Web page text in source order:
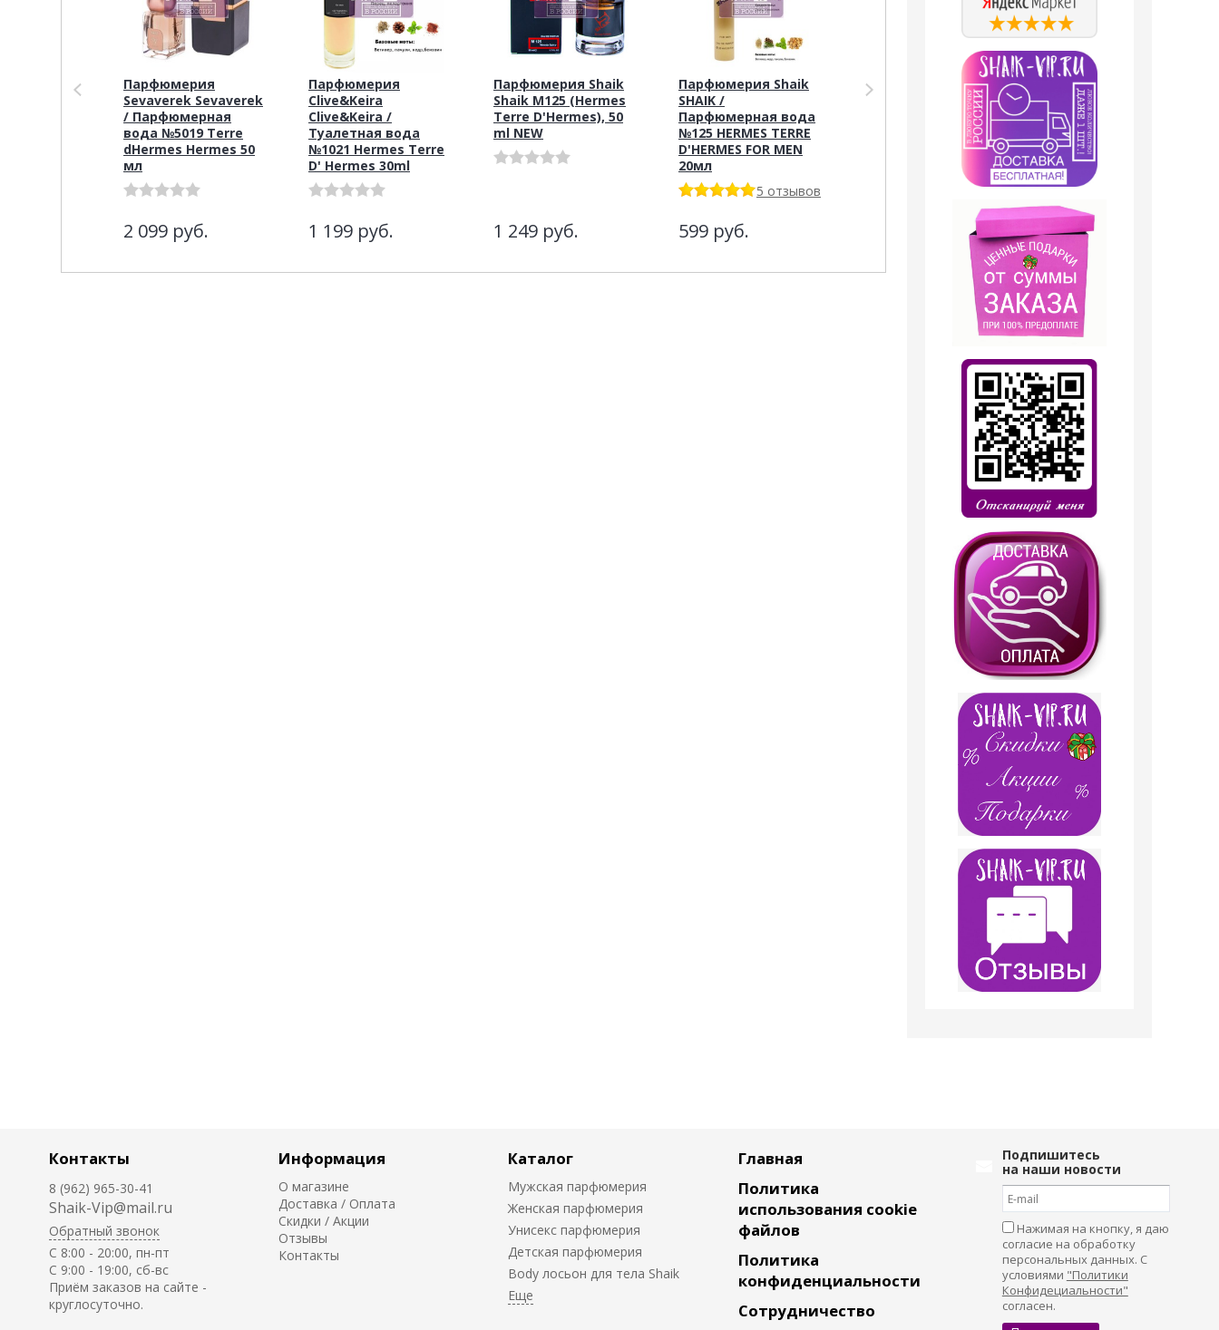
Парфюмерия
Sevaverek Sevaverek
/ Парфюмерная
вода №5019 Terre
dHermes Hermes 50
мл
2 099 руб.
Парфюмерия
Clive&Keira
Clive&Keira /
Туалетная вода
№1021 Hermes Terre
D' Hermes 30ml
1 199 руб.
Парфюмерия Shaik
Shaik M125 (Hermes
Terre D'Hermes), 50
ml NEW
1 249 руб.
Парфюмерия Shaik
SHAIK /
Парфюмерная вода
№125 HERMES TERRE
D'HERMES FOR MEN
20мл
5 отзывов
599 руб.
Парфюмерия Shaik
SHAIK /
Парфюмерная вода
№ 125 HERMES TERRE
D'HERMES FOR MEN ,
Парфюмерия Shaik
Тестер Shaik M125
(Hermes Terre
D'Hermes), 25 ml
699руб.
Контакты
8 (962) 965-30-41
Shaik-Vip@mail.ru
Обратный звонок
C 8:00 - 20:00, пн-пт
С 9:00 - 19:00, сб-вс
Приём заказов на сайте -
круглосуточно.
Информация
О магазине
Доставка / Оплата
Скидки / Акции
Отзывы
Контакты
Каталог
Мужская парфюмерия
Женская парфюмерия
Унисекс парфюмерия
Детская парфюмерия
Body лосьон для тела Shaik
Главная
Политика
использования cookie
файлов
Политика
конфиденциальности
Сотрудничество
Подпишитесь
на наши новости
Нажимая на кнопку, я даю
согласие на обработку
персональных данных. С
условиями "Политики
Конфидециальности"
согласен.